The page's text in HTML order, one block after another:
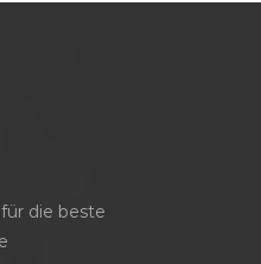
die beste